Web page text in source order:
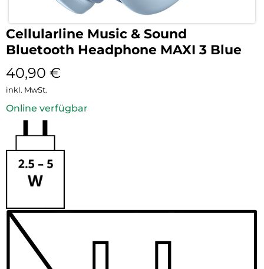
Cellularline Music & Sound
Bluetooth Headphone MAXI 3 Blue
40,90 €
inkl. MwSt.
Online verfügbar